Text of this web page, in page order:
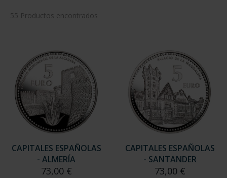
55 Productos encontrados
CAPITALES ESPAÑOLAS
- ALMERÍA
73,00 €
CAPITALES ESPAÑOLAS
- SANTANDER
73,00 €